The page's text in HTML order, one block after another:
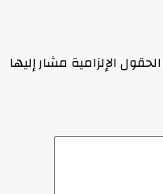
الحقول الإلزامية مشار إليها